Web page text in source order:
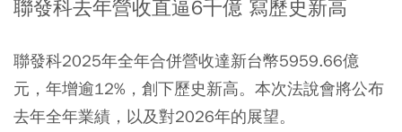
聯發科去年營收直逼6千億 寫歷史新高
聯發科2025年全年合併營收達新台幣5959.66億
元，年增逾12%，創下歷史新高。本次法說會將公布
去年全年業績，以及對2026年的展望。